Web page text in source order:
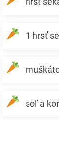
1 hrsť
soľ a